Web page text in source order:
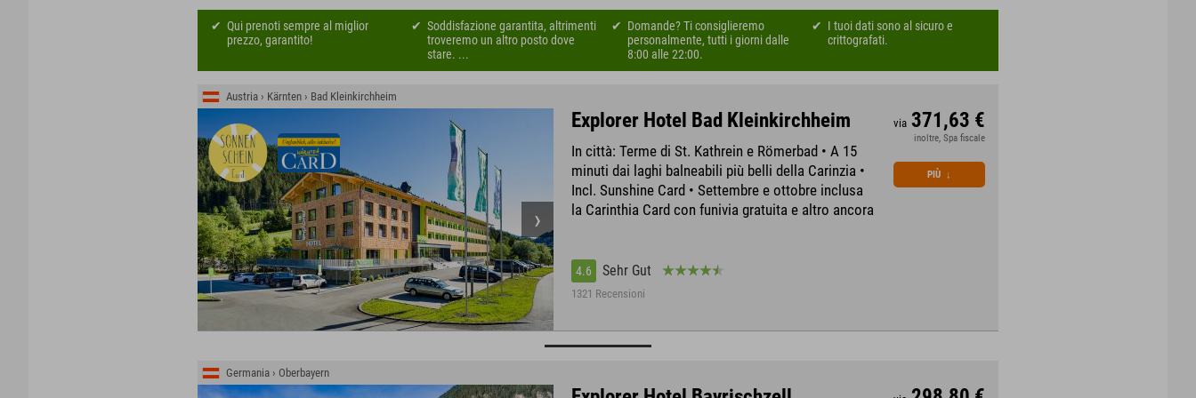
Qui prenoti sempre al miglior
prezzo, garantito!
Soddisfazione garantita, altrimenti
troveremo un altro posto dove
stare. ...
Domande? Ti consiglieremo
personalmente, tutti i giorni dalle
8:00 alle 22:00.
I tuoi dati sono al sicuro e
crittografati.
Austria › Kärnten › Bad Kleinkirchheim
Explorer Hotel Bad Kleinkirchheim
In città: Terme di St. Kathrein e Römerbad • A 15
minuti dai laghi balneabili più belli della Carinzia •
Incl. Sunshine Card • Settembre e ottobre inclusa
la Carinthia Card con funivia gratuita e altro ancora
4.6 Sehr Gut
1321 Recensioni
via 371,63 €
inoltre, Spa fiscale
PIÙ ↓
Germania › Oberbayern